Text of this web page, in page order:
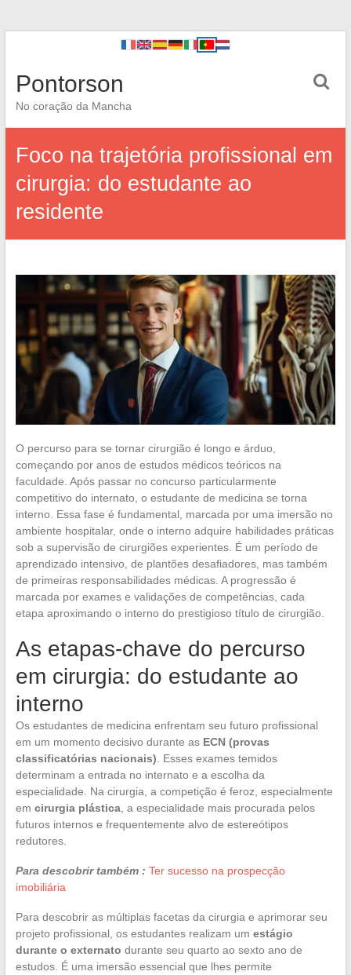
Pontorson
No coração da Mancha
Foco na trajetória profissional em
cirurgia: do estudante ao
residente
O percurso para se tornar cirurgião é longo e árduo,
começando por anos de estudos médicos teóricos na
faculdade. Após passar no concurso particularmente
competitivo do internato, o estudante de medicina se torna
interno. Essa fase é fundamental, marcada por uma imersão no
ambiente hospitalar, onde o interno adquire habilidades práticas
sob a supervisão de cirurgiões experientes. É um período de
aprendizado intensivo, de plantões desafiadores, mas também
de primeiras responsabilidades médicas. A progressão é
marcada por exames e validações de competências, cada
etapa aproximando o interno do prestigioso título de cirurgião.
As etapas-chave do percurso
em cirurgia: do estudante ao
interno
Os estudantes de medicina enfrentam seu futuro profissional
em um momento decisivo durante as ECN (provas
classificatórias nacionais) . Esses exames temidos
determinam a entrada no internato e a escolha da
especialidade. Na cirurgia, a competição é feroz, especialmente
em cirurgia plástica, a especialidade mais procurada pelos
futuros internos e frequentemente alvo de estereótipos
redutores.
Para descobrir também : Ter sucesso na prospecção
imobiliária
Para descobrir as múltiplas facetas da cirurgia e aprimorar seu
projeto profissional, os estudantes realizam um estágio
durante o externato durante seu quarto ao sexto ano de
estudos. É uma imersão essencial que lhes permite